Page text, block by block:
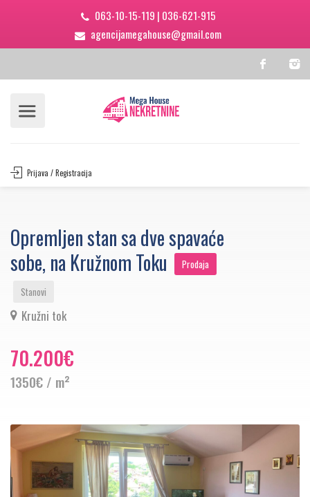
063-10-15-119 | 036-621-915
agencijamegahouse@gmail.com
Prijava / Registracija
Opremljen stan sa dve spavaće
sobe, na Kružnom Toku
Prodaja
Stanovi
Kružni tok
70.200€
1350€ / m²